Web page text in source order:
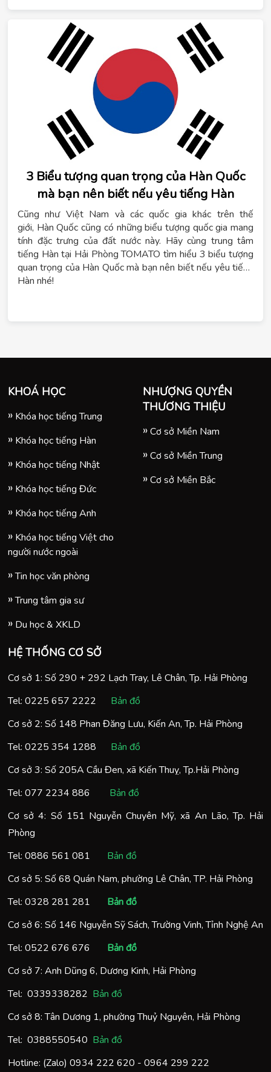
3 Biểu tượng quan trọng của Hàn Quốc
mà bạn nên biết nếu yêu tiếng Hàn
Cũng như Việt Nam và các quốc gia khác trên thế
giới, Hàn Quốc cũng có những biểu tượng quốc gia mang
tính đặc trưng của đất nước này. Hãy cùng trung tâm
tiếng Hàn tại Hải Phòng TOMATO tìm hiểu 3 biểu tượng
quan trọng của Hàn Quốc mà bạn nên biết nếu yêu tiếng
Hàn nhé!
KHOÁ HỌC
Khóa học tiếng Trung
Khóa học tiếng Hàn
Khóa học tiếng Nhật
Khóa học tiếng Đức
Khóa học tiếng Anh
Khóa học tiếng Việt cho
người nước ngoài
Tin học văn phòng
Trung tâm gia sư
Du học & XKLD
NHƯỢNG QUYỀN
THƯƠNG THIỆU
Cơ sở Miền Nam
Cơ sở Miền Trung
Cơ sở Miền Bắc
HỆ THỐNG CƠ SỞ
Cơ sở 1: Số 290 + 292 Lạch Tray, Lê Chân, Tp. Hải Phòng
Tel: 0225 657 2222
Bản đồ
Cơ sở 2: Số 148 Phan Đăng Lưu, Kiến An, Tp. Hải Phòng
Tel: 0225 354 1288
Bản đồ
Cơ sở 3: Số 205A Cầu Đen, xã Kiến Thuỵ, Tp.Hải Phòng
Tel: 077 2234 886
Bản đồ
Cơ sở 4: Số 151 Nguyễn Chuyên Mỹ, xã An Lão, Tp. Hải
Phòng
Tel: 0886 561 081
Bản đồ
Cơ sở 5: Số 68 Quán Nam, phường Lê Chân, TP. Hải Phòng
Tel: 0328 281 281
Bản đồ
Cơ sở 6: Số 146 Nguyễn Sỹ Sách, Trường Vinh, Tỉnh Nghệ An
Tel: 0522 676 676
Bản đồ
Cơ sở 7: Anh Dũng 6, Dương Kinh, Hải Phòng
Tel: 0339338282 Bản đồ
Cơ sở 8: Tân Dương 1, phường Thuỷ Nguyên, Hải Phòng
Tel: 0388550540 Bản đồ
Hotline: (Zalo) 0934 222 620 - 0964 299 222